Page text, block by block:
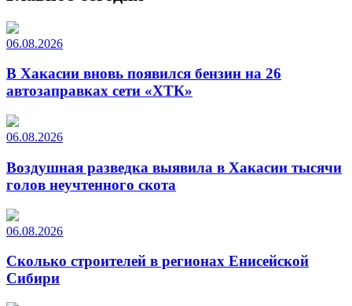
06.08.2026
В Хакасии вновь появился бензин на 26
автозаправках сети «ХТК»
06.08.2026
Воздушная разведка выявила в Хакасии тысячи
голов неучтенного скота
06.08.2026
Сколько строителей в регионах Енисейской
Сибири